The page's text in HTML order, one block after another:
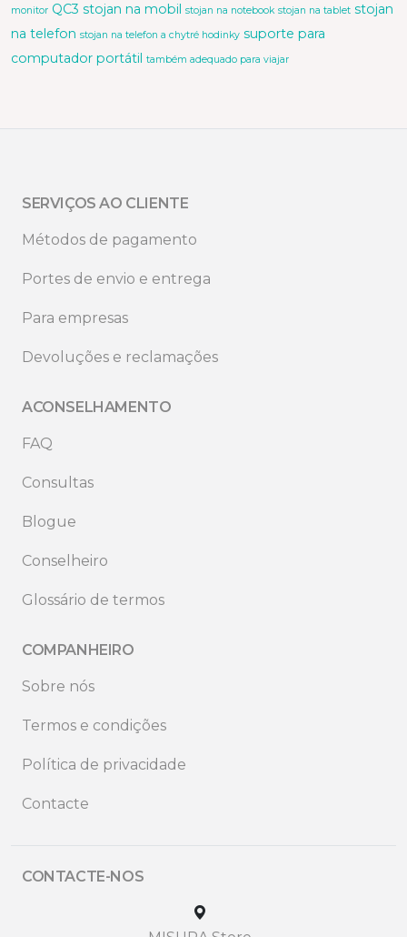
monitor QC3 stojan na mobil stojan na notebook stojan na tablet stojan
na telefon stojan na telefon a chytré hodinky suporte para
computador portátil também adequado para viajar
SERVIÇOS AO CLIENTE
Métodos de pagamento
Portes de envio e entrega
Para empresas
Devoluções e reclamações
ACONSELHAMENTO
FAQ
Consultas
Blogue
Conselheiro
Glossário de termos
COMPANHEIRO
Sobre nós
Termos e condições
Política de privacidade
Contacte
CONTACTE-NOS